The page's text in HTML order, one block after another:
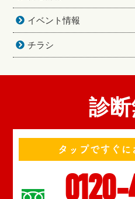
イベント情報
チラシ
診
タップですぐに